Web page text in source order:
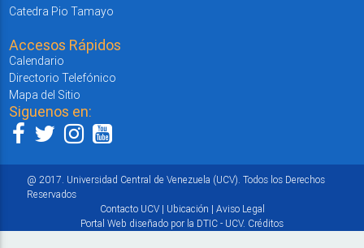
Catedra Pio Tamayo
Accesos Rápidos
Calendario
Directorio Telefónico
Mapa del Sitio
Siguenos en:
@ 2017. Universidad Central de Venezuela (UCV). Todos los Derechos
Reservados
Contacto UCV| Ubicación | Aviso Legal
Portal Web diseñado por la DTIC - UCV. Créditos